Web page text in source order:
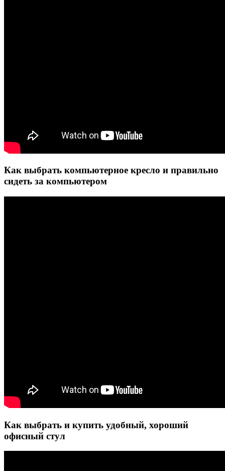
Как выбрать компьютерное кресло и правильно
сидеть за компьютером
Как выбрать и купить удобный, хороший
офисный стул